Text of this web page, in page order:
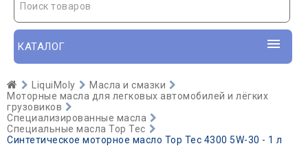
Поиск товаров
КАТАЛОГ
LiquiMoly
Масла и смазки
Моторные масла для легковых автомобилей и лёгких
грузовиков
Специализированные масла
Специальные масла Top Tec
Синтетическое моторное масло Top Tec 4300 5W-30 - 1 л